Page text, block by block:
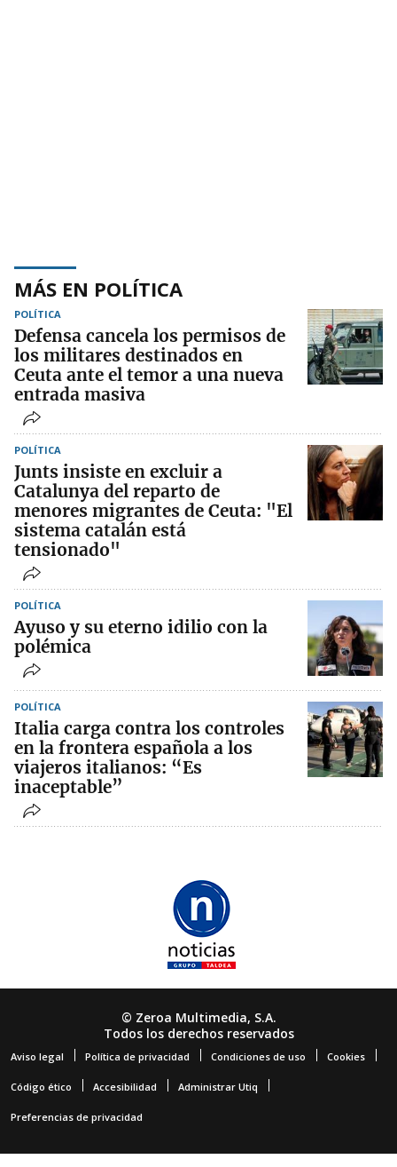
MÁS EN POLÍTICA
POLÍTICA
Defensa cancela los permisos de
los militares destinados en
Ceuta ante el temor a una nueva
entrada masiva
POLÍTICA
Junts insiste en excluir a
Catalunya del reparto de
menores migrantes de Ceuta: "El
sistema catalán está
tensionado"
POLÍTICA
Ayuso y su eterno idilio con la
polémica
POLÍTICA
Italia carga contra los controles
en la frontera española a los
viajeros italianos: “Es
inaceptable”
© Zeroa Multimedia, S.A.
Todos los derechos reservados
Aviso legal Política de privacidad Condiciones de uso Cookies
Código ético Accesibilidad Administrar Utiq
Preferencias de privacidad